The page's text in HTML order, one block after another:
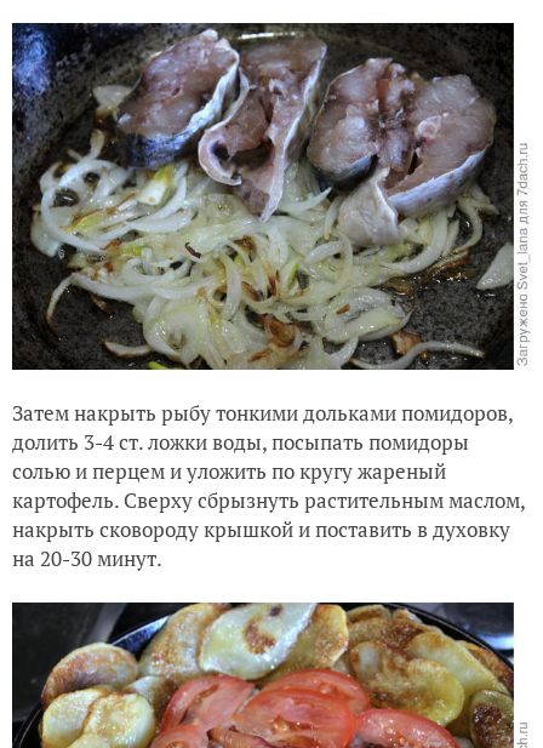
Затем накрыть рыбу тонкими дольками помидоров,
долить 3-4 ст. ложки воды, посыпать помидоры
солью и перцем и уложить по кругу жареный
картофель. Сверху сбрызнуть растительным маслом,
накрыть сковороду крышкой и поставить в духовку
на 20-30 минут.